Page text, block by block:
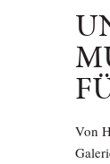
Von